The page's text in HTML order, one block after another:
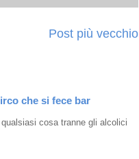
Post più vecchio
che si fece bar
cosa tranne gli alcolici